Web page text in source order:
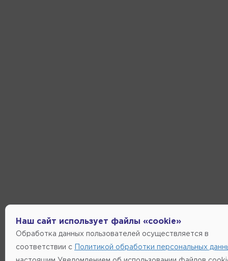
Наш сайт использует файлы «cookie»
Обработка данных пользователей осуществляется в
соответствии с Политикой обработки персональных